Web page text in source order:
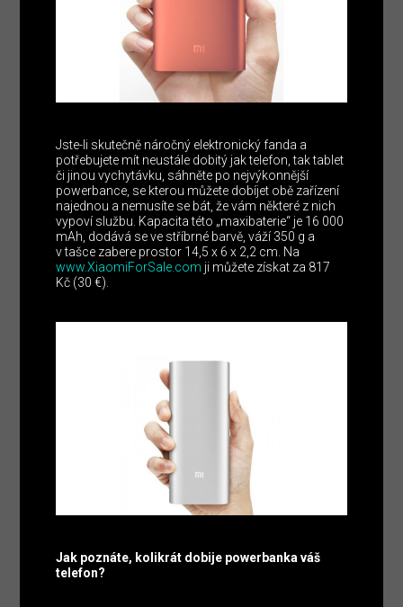
Jste-li skutečně náročný elektronický fanda a
potřebujete mít neustále dobitý jak telefon, tak tablet
či jinou vychytávku, sáhněte po nejvýkonnější
powerbance, se kterou můžete dobíjet obě zařízení
najednou a nemusíte se bát, že vám některé z nich
vypoví službu. Kapacita této „maxibaterie“ je 16 000
mAh, dodává se ve stříbrné barvě, váží 350 g a
v tašce zabere prostor 14,5 x 6 x 2,2 cm. Na
www.XiaomiForSale.com ji můžete získat za 817
Kč (30 €).
Jak poznáte, kolikrát dobije powerbanka váš
telefon?